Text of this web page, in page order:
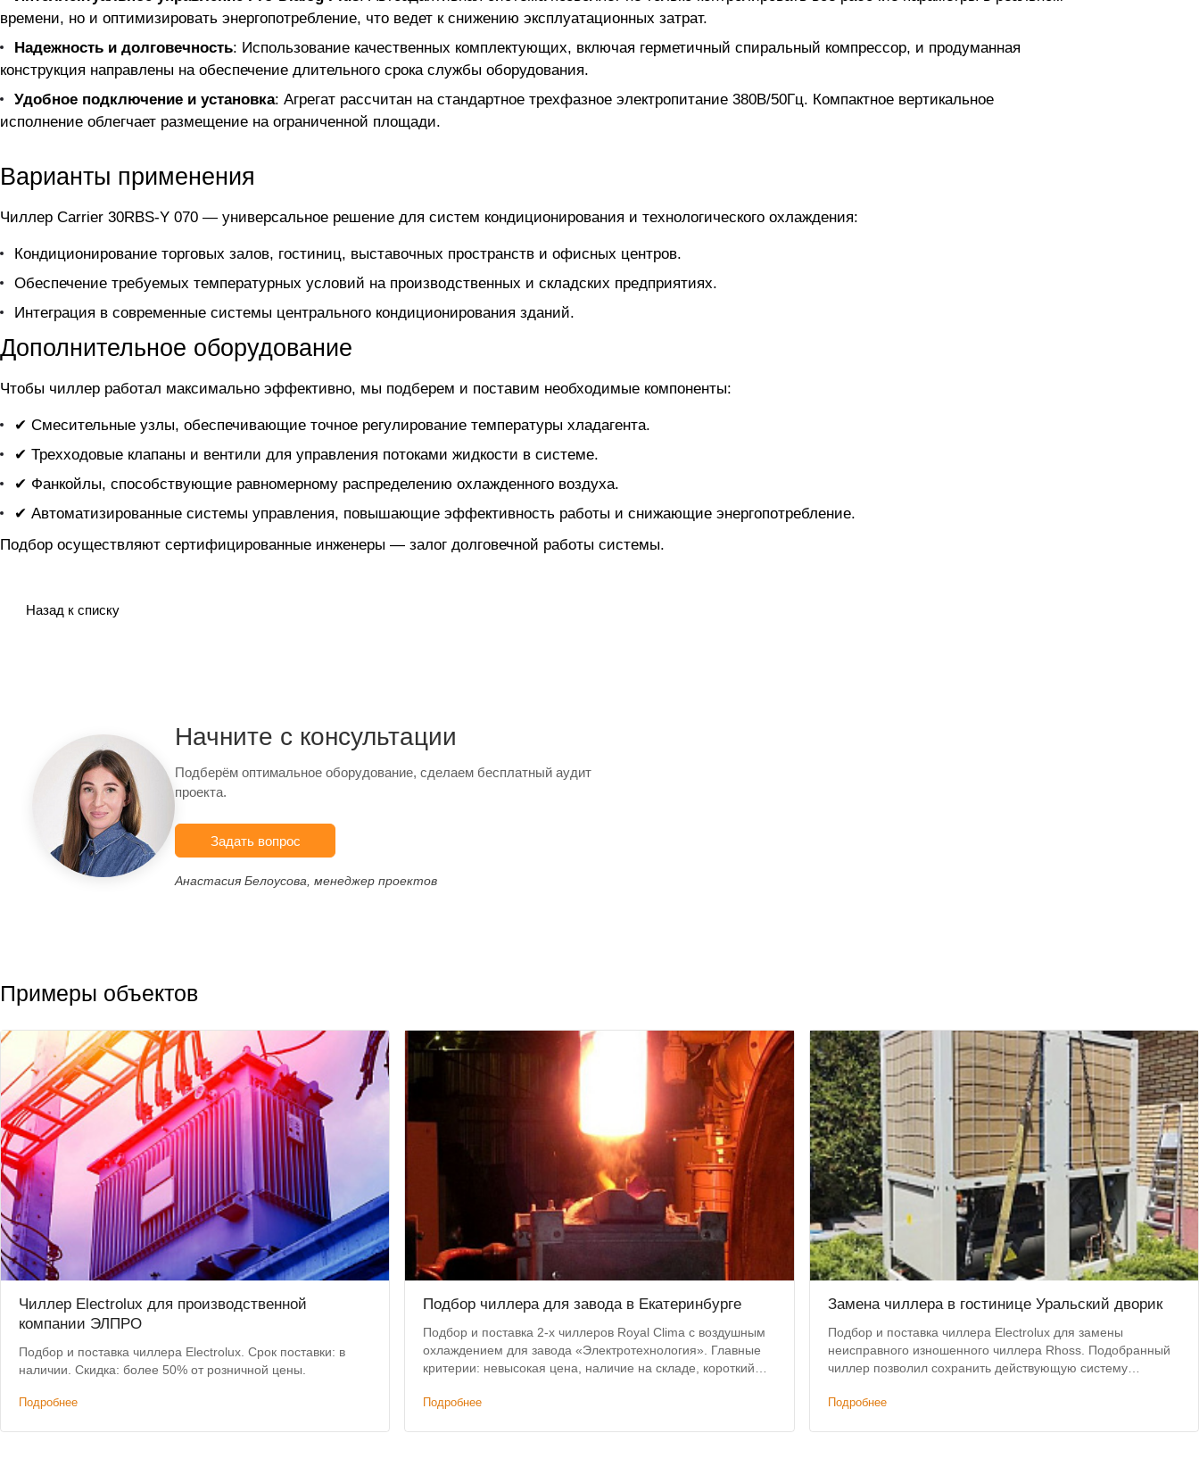
времени, но и оптимизировать энергопотребление, что ведет к снижению эксплуатационных затрат.
Надежность и долговечность: Использование качественных комплектующих, включая герметичный спиральный компрессор, и продуманная
конструкция направлены на обеспечение длительного срока службы оборудования.
Удобное подключение и установка: Агрегат рассчитан на стандартное трехфазное электропитание 380В/50Гц. Компактное вертикальное
исполнение облегчает размещение на ограниченной площади.
Варианты применения
Чиллер Carrier 30RBS-Y 070 — универсальное решение для систем кондиционирования и технологического охлаждения:
Кондиционирование торговых залов, гостиниц, выставочных пространств и офисных центров.
Обеспечение требуемых температурных условий на производственных и складских предприятиях.
Интеграция в современные системы центрального кондиционирования зданий.
Дополнительное оборудование
Чтобы чиллер работал максимально эффективно, мы подберем и поставим необходимые компоненты:
✔ Смесительные узлы, обеспечивающие точное регулирование температуры хладагента.
✔ Трехходовые клапаны и вентили для управления потоками жидкости в системе.
✔ Фанкойлы, способствующие равномерному распределению охлажденного воздуха.
✔ Автоматизированные системы управления, повышающие эффективность работы и снижающие энергопотребление.
Подбор осуществляют сертифицированные инженеры — залог долговечной работы системы.
Назад к списку
Начните с консультации
Подберём оптимальное оборудование, сделаем бесплатный аудит
проекта.
Задать вопрос
Анастасия Белоусова, менеджер проектов
Примеры объектов
Чиллер Electrolux для производственной
компании ЭЛПРО
Подбор и поставка чиллера Electrolux. Срок поставки: в
наличии. Скидка: более 50% от розничной цены.
Подробнее
Подбор чиллера для завода в Екатеринбурге
Подбор и поставка 2-х чиллеров Royal Clima с воздушным
охлаждением для завода «Электротехнология». Главные
критерии: невысокая цена, наличие на складе, короткий
Подробнее
Замена чиллера в гостинице Уральский дворик
Подбор и поставка чиллера Electrolux для замены
неисправного изношенного чиллера Rhoss. Подобранный
чиллер позволил сохранить действующую систему
Подробнее